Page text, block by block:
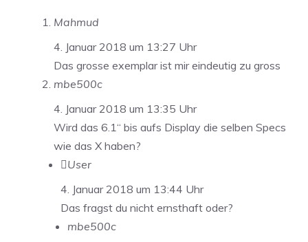
Mahmud
4. Januar 2018 um 13:27 Uhr
Das grosse exemplar ist mir eindeutig zu gross
mbe500c
4. Januar 2018 um 13:35 Uhr
Wird das 6.1“ bis aufs Display die selben Specs
wie das X haben?
User
4. Januar 2018 um 13:44 Uhr
Das fragst du nicht ernsthaft oder?
mbe500c